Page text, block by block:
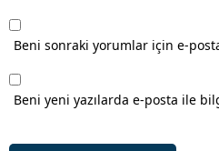
Beni sonraki yorumlar için e-
Beni yeni yazılarda e-posta ile